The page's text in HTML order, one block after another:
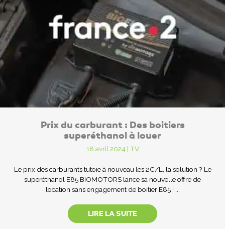
Prix du carburant : Des boitiers
superéthanol à louer
18 avril 2024 | TV
Le prix des carburants tutoie à nouveau les 2€/L, la solution ? Le
superéthanol E85 BIOMOTORS lance sa nouvelle offre de
location sans engagement de boitier E85 ! ...
LIRE LA SUITE